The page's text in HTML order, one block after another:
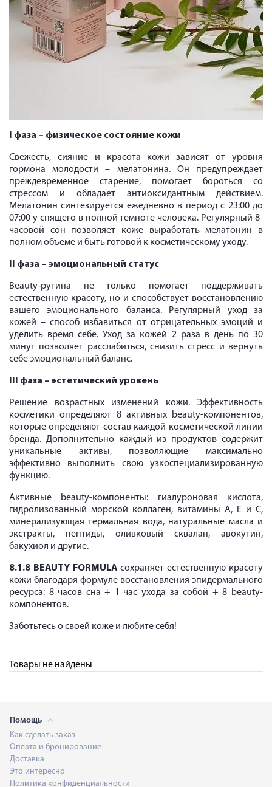
I фаза – физическое состояние кожи
Свежесть, сияние и красота кожи зависят от уровня
гормона молодости – мелатонина. Он предупреждает
преждевременное старение, помогает бороться со
стрессом и обладает антиоксидантным действием.
Мелатонин синтезируется ежедневно в период с 23:00 до
07:00 у спящего в полной темноте человека. Регулярный 8-
часовой сон позволяет коже выработать мелатонин в
полном объеме и быть готовой к косметическому уходу.
II фаза – эмоциональный статус
Вeauty-рутина не только помогает поддерживать
естественную красоту, но и способствует восстановлению
вашего эмоционального баланса. Регулярный уход за
кожей – способ избавиться от отрицательных эмоций и
уделить время себе. Уход за кожей 2 раза в день по 30
минут позволяет расслабиться, снизить стресс и вернуть
себе эмоциональный баланс.
III фаза – эстетический уровень
Решение возрастных изменений кожи. Эффективность
косметики определяют 8 активных beauty-компонентов,
которые определяют состав каждой косметической линии
бренда. Дополнительно каждый из продуктов содержит
уникальные активы, позволяющие максимально
эффективно выполнить свою узкоспециализированную
функцию.
Активные beauty-компоненты: гиалуроновая кислота,
гидролизованный морской коллаген, витамины A, E и C,
минерализующая термальная вода, натуральные масла и
экстракты, пептиды, оливковый сквалан, авокутин,
бакухиол и другие.
8.1.8 BEAUTY FORMULA сохраняет естественную красоту
кожи благодаря формуле восстановления эпидермального
ресурса: 8 часов сна + 1 час ухода за собой + 8 beauty-
компонентов.
Заботьтесь о своей коже и любите себя!
Товары не найдены
Помощь
Как сделать заказ
Оплата и бронирование
Доставка
Это интересно
Политика конфиденциальности